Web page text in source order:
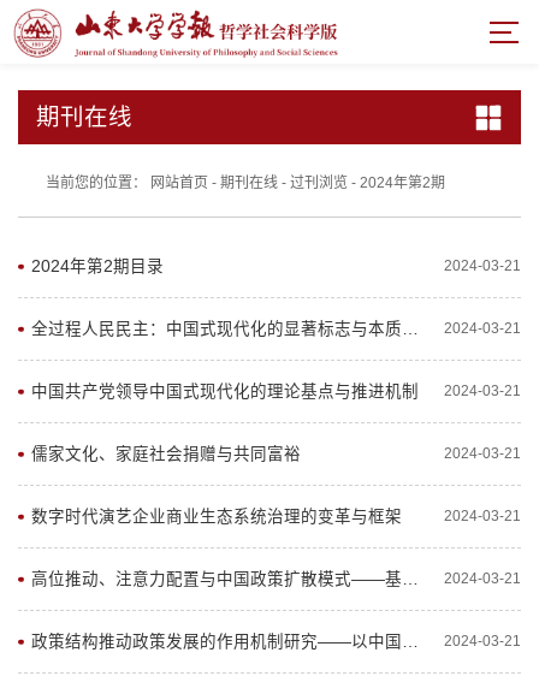
期刊在线
当前您的位置： 网站首页- 期刊在线 - 过刊浏览- 2024年第2期
2024年第2期目录 2024-03-21
全过程人民民主：中国式现代化的显著标志与本质要求 2024-03-21
中国共产党领导中国式现代化的理论基点与推进机制 2024-03-21
儒家文化、家庭社会捐赠与共同富裕 2024-03-21
数字时代演艺企业商业生态系统治理的变革与框架 2024-03-21
高位推动、注意力配置与中国政策扩散模式——基于三个典型案例的比较分析 2024-03-21
政策结构推动政策发展的作用机制研究——以中国碳交易政策为例 2024-03-21